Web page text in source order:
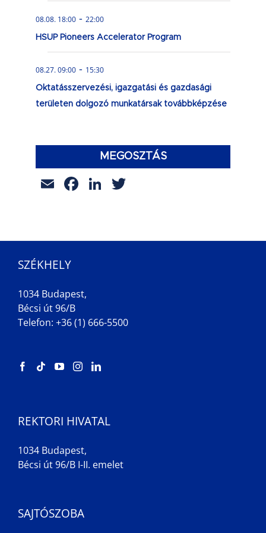
08.08. 18:00 - 22:00
HSUP Pioneers Accelerator Program
08.27. 09:00 - 15:30
Oktatásszervezési, igazgatási és gazdasági
területen dolgozó munkatársak továbbképzése
MEGOSZTÁS
EmailFacebook
LinkedIn
SZÉKHELY
1034 Budapest,
Bécsi út 96/B
Telefon: +36 (1) 666-5500
REKTORI HIVATAL
1034 Budapest,
Bécsi út 96/B I-II. emelet
SAJTÓSZOBA